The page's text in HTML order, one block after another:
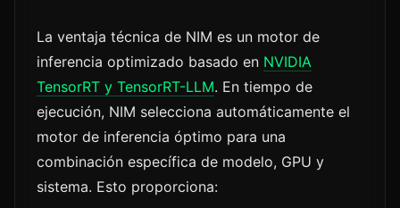
La ventaja técnica de NIM es un motor de
inferencia optimizado basado en NVIDIA
TensorRT y TensorRT-LLM. En tiempo de
ejecución, NIM selecciona automáticamente el
motor de inferencia óptimo para una
combinación específica de modelo, GPU y
sistema. Esto proporciona: